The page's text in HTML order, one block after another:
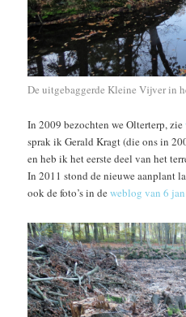
De uitgebaggerde Kleine Vijver in
In 2009 bezochten we Olterterp, zie
sprak ik Gerald Kragt (die ons in
en heb ik het eerste deel van het
In 2011 stond de nieuwe aanplant
ook de foto’s in deweblog van 6